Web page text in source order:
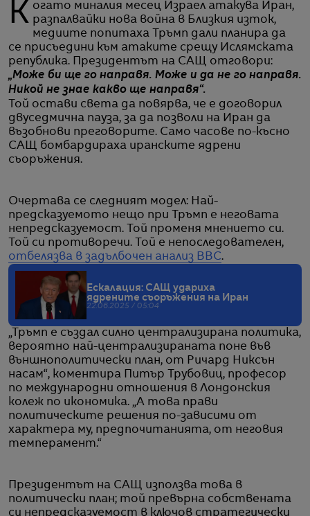
Когато миналия месец Израел атакува Иран, разпалвайки нова война в Близкия изток,
медиите попитаха Тръмп дали планира да
се присъедини към атаките срещу Ислямската
република. Президентът на САЩ отговори:
„Може би ще го направя. Може и да не го направя.
Никой не знае какво ще направя“.
Той остави света да повярва, че е договорил
двуседмична пауза, за да позволи на Иран да
възобнови преговорите. Само часове по-късно
САЩ бомбардираха иранските ядрени
съоръжения.
Очертава се следният модел: Най-
предсказуемото нещо при Тръмп е неговата
непредсказуемост. Той променя мнението си.
Той си противоречи. Той е непоследователен,
отбелязва в задълбочен анализ BBC.
Ескалация: САЩ удариха
ядрените съоръжения на Иран
22.06.2025 / 05:04
„Тръмп е създал силно централизирана политика,
вероятно най-централизираната поне във
външнополитически план, от Ричард Никсън
насам“, коментира Питър Трубовиц, професор
по международни отношения в Лондонския
колеж по икономика. „А това прави
политическите решения по-зависими от
характера му, предпочитанията, от неговия
темперамент.“
Президентът на САЩ използва това в
политически план; той превърна собствената
си непредсказуемост в ключов стратегически